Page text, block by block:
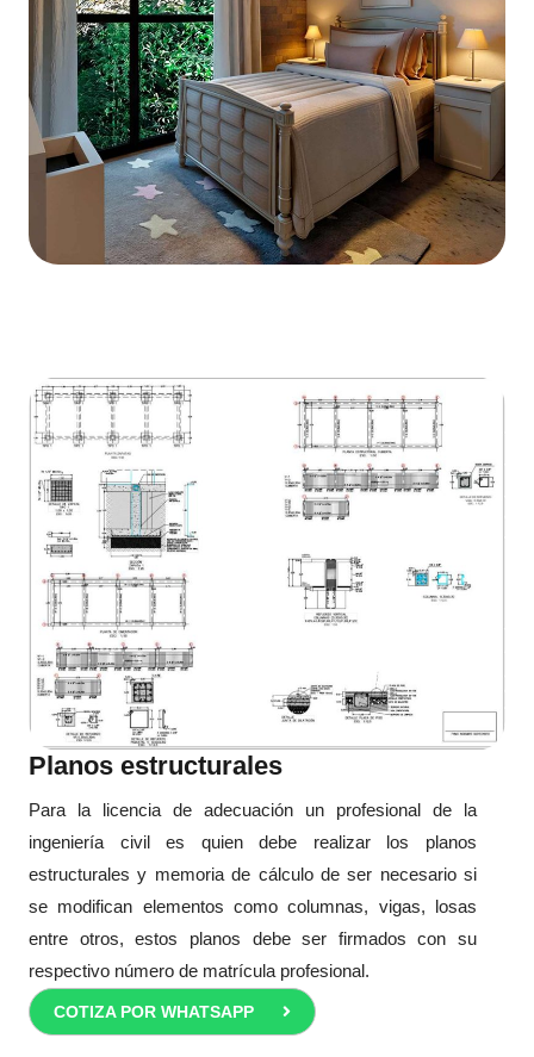
Planos estructurales
Para la licencia de adecuación un profesional de la
ingeniería civil es quien debe realizar los planos
estructurales y memoria de cálculo de ser necesario si
se modifican elementos como columnas, vigas, losas
entre otros, estos planos debe ser firmados con su
respectivo número de matrícula profesional.
COTIZA POR WHATSAPP